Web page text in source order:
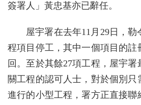
簽署人」黃忠基亦已辭任。
屋宇署在去年11月29日，勒
程項目停工，其中一個項目的註
回。至於其餘27項工程，屋宇署
關工程的認可人士，對於個別
進行的小型工程，署方正直接聯